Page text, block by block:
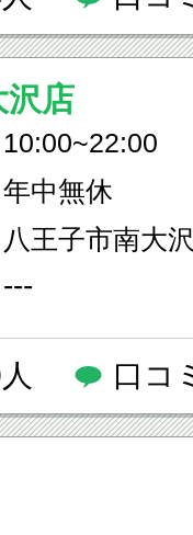
沢店
10:00~22:00
年中無休
八王子市南大
---
口コ